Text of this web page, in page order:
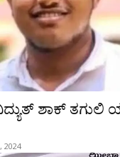
ಶಾಕ್ ತಗುಲಿ
2024